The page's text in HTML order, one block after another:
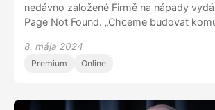
nedávno založené Firmě na nápady
Page Not Found. „Chceme budovat
rozhovoru o novém projektu. Míní, že
výhradně na předplatitele by v době
8. mája 2024
Premium Online